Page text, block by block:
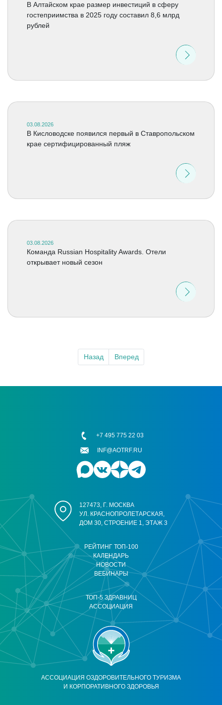
В Алтайском крае размер инвестиций в сферу
гостеприимства в 2025 году составил 8,6 млрд
рублей
03.08.2026
В Кисловодске появился первый в Ставропольском
крае сертифицированный пляж
03.08.2026
Команда Russian Hospitality Awards. Отели
открывает новый сезон
Назад Вперед
АССОЦИАЦИЯ ОЗДОРОВИТЕЛЬНОГО ТУРИЗМА
И КОРПОРАТИВНОГО ЗДОРОВЬЯ
РЕЙТИНГ ТОП-100
КАЛЕНДАРЬ
НОВОСТИ
ВЕБИНАРЫ
ТОП-5 ЗДРАВНИЦ
АССОЦИАЦИЯ
127473, Г. МОСКВА
УЛ. КРАСНОПРОЛЕТАРСКАЯ,
ДОМ 30, СТРОЕНИЕ 1, ЭТАЖ 3
+7 495 775 22 03
INF@AOTRF.RU